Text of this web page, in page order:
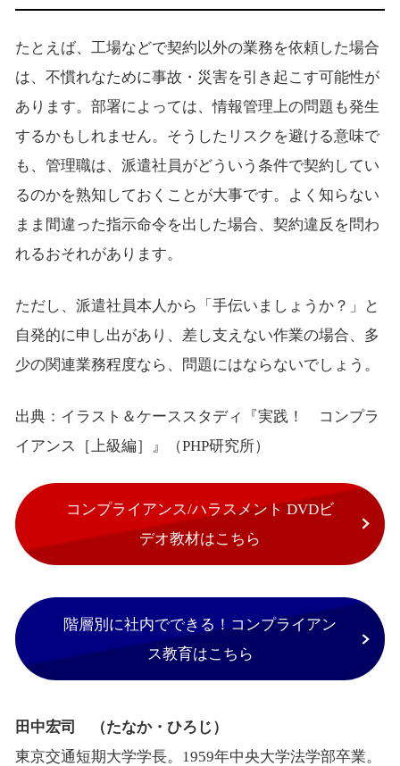
たとえば、工場などで契約以外の業務を依頼した場合
は、不慣れなために事故・災害を引き起こす可能性が
あります。部署によっては、情報管理上の問題も発生
するかもしれません。そうしたリスクを避ける意味で
も、管理職は、派遣社員がどういう条件で契約してい
るのかを熟知しておくことが大事です。よく知らない
まま間違った指示命令を出した場合、契約違反を問わ
れるおそれがあります。
ただし、派遣社員本人から「手伝いましょうか？」と
自発的に申し出があり、差し支えない作業の場合、多
少の関連業務程度なら、問題にはならないでしょう。
出典：イラスト＆ケーススタディ『実践！ コンプラ
イアンス［上級編］』（PHP研究所）
コンプライアンス/ハラスメント DVDビ
デオ教材はこちら
階層別に社内でできる！コンプライアン
ス教育はこちら
田中宏司 （たなか・ひろじ）
東京交通短期大学学長。1959年中央大学法学部卒業。